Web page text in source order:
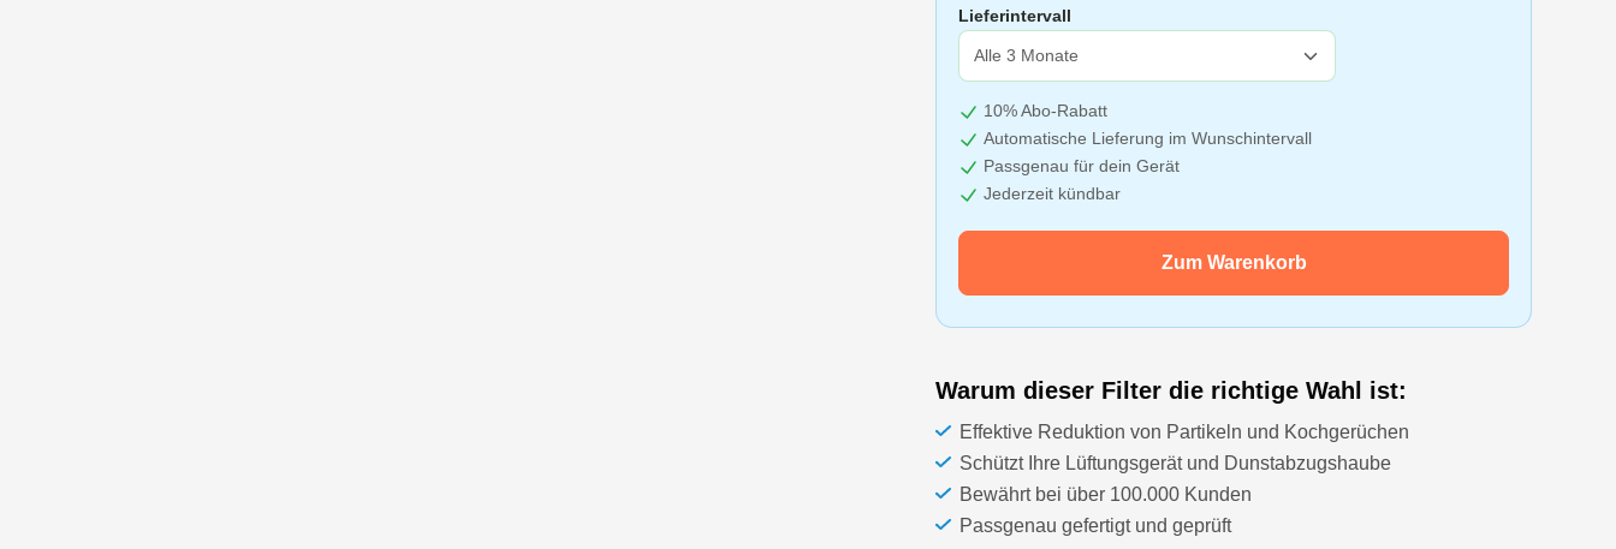
Lieferintervall
10% Abo-Rabatt
Automatische Lieferung im Wunschintervall
Passgenau für dein Gerät
Jederzeit kündbar
Zum Warenkorb
Warum dieser Filter die richtige Wahl ist:
Effektive Reduktion von Partikeln und Kochgerüchen
Schützt Ihre Lüftungsgerät und Dunstabzugshaube
Bewährt bei über 100.000 Kunden
Passgenau gefertigt und geprüft